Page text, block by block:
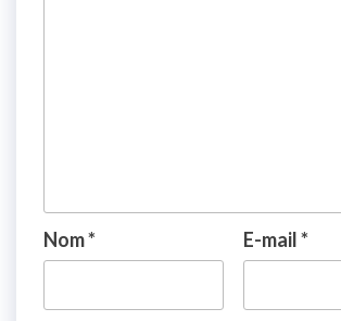
Nom* E-mail*